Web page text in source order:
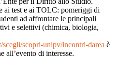
ai test e ai TOLC: pomeriggi di
ad affrontare le principali
e selettivi (chimica, biologia,
scegli/scopri-unipv/incontri-darea è
all’evento di interesse.